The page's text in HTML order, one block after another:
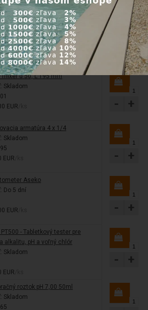
EUR /ks
tlakový teflónový
Do 5 dní
EUR/ks +
mixér d 50, L 195 mm
Skladom
EUR
- +
armatúra 4 x 1/4
Skladom
EUR
- +
Aseko
Do 5 dní
EUR
- +
- Tabletkový tester pre
alkalitu, pH a voľný chlór
Skladom
EUR
- +
roztok pH 7,00 50ml
Skladom